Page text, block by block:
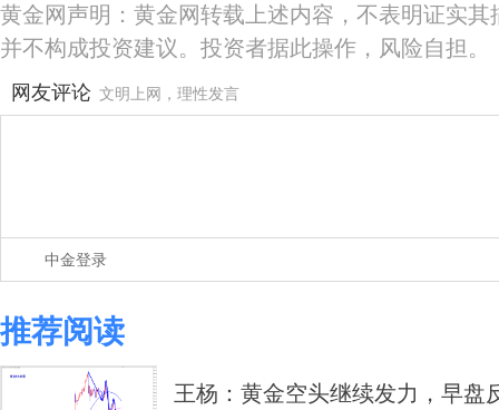
黄金网声明：黄金网转载上述内容，不表明证实
并不构成投资建议。投资者据此操作，风险自担。
网友评论 文明上网，理性发言
中金登录
推荐阅读
王杨：黄金空头继续发力，早盘